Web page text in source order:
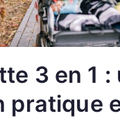
3 en 1 :
pratique